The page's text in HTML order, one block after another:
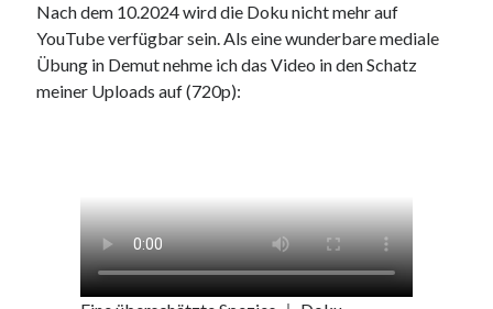
Nach dem 10.2024 wird die Doku nicht mehr auf
YouTube verfügbar sein. Als eine wunderbare mediale
Übung in Demut nehme ich das Video in den Schatz
meiner Uploads auf (720p):